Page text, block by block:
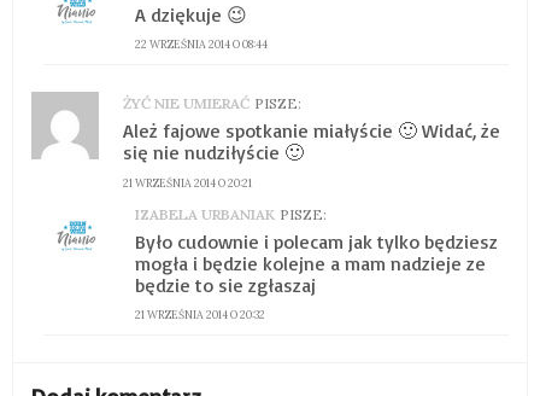
22 WRZEŚNIA 2014 O 08:44
A dziękuje 😉
ŻYĆ NIE UMIERAĆ PISZE:
21 WRZEŚNIA 2014 O 20:21
Ależ fajowe spotkanie miałyście 🙂 Widać, że
się nie nudziłyście 🙂
IZABELA URBANIAK PISZE:
21 WRZEŚNIA 2014 O 20:32
Było cudownie i polecam jak tylko będziesz
mogła i będzie kolejne a mam nadzieje ze
będzie to sie zgłaszaj